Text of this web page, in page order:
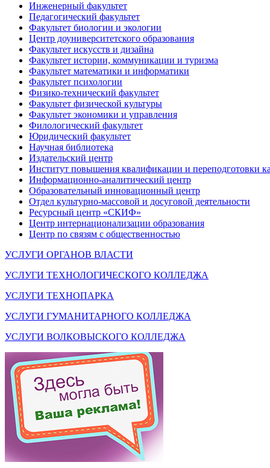
Инженерный факультет
Педагогический факультет
Факультет биологии и экологии
Центр доуниверситетского образования
Факультет искусств и дизайна
Факультет истории, коммуникации и туризма
Факультет математики и информатики
Факультет психологии
Физико-технический факультет
Факультет физической культуры
Факультет экономики и управления
Филологический факультет
Юридический факультет
Научная библиотека
Издательский центр
Институт повышения квалификации и переподготовки
Информационно-аналитический центр
Образовательный инновационный центр
Отдел культурно-массовой и досуговой деятельности
Ресурсный центр «СКИФ»
Центр интернационализации образования
Центр по связям с общественностью
УСЛУГИ ОРГАНОВ ВЛАСТИ
УСЛУГИ ТЕХНОЛОГИЧЕСКОГО КОЛЛЕДЖА
УСЛУГИ ТЕХНОПАРКА
УСЛУГИ ГУМАНИТАРНОГО КОЛЛЕДЖА
УСЛУГИ ВОЛКОВЫСКОГО КОЛЛЕДЖА